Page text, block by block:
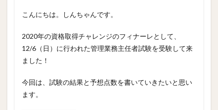
こんにちは。しんちゃんです。
2020年の資格取得チャレンジのフィナーレとして、
12/6（日）に行われた管理業務主任者試験を受験して来
ました！
今回は、試験の結果と予想点数を書いていきたいと思い
ます。